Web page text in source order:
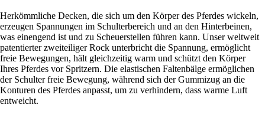
Herkömmliche Decken, die sich um den Körper des Pferdes wickeln,
erzeugen Spannungen im Schulterbereich und an den Hinterbeinen,
was einengend ist und zu Scheuerstellen führen kann. Unser weltweit
patentierter zweiteiliger Rock unterbricht die Spannung, ermöglicht
freie Bewegungen, hält gleichzeitig warm und schützt den Körper
Ihres Pferdes vor Spritzern. Die elastischen Faltenbälge ermöglichen
der Schulter freie Bewegung, während sich der Gummizug an die
Konturen des Pferdes anpasst, um zu verhindern, dass warme Luft
entweicht.